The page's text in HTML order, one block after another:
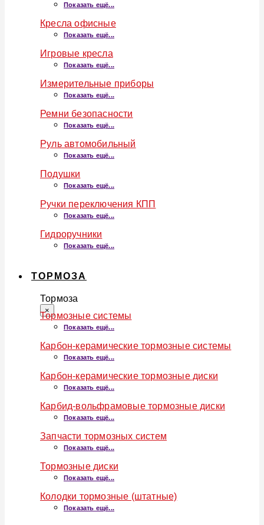
Показать ещё...
Кресла офисные
Показать ещё...
Игровые кресла
Показать ещё...
Измерительные приборы
Показать ещё...
Ремни безопасности
Показать ещё...
Руль автомобильный
Показать ещё...
Подушки
Показать ещё...
Ручки переключения КПП
Показать ещё...
Гидроручники
Показать ещё...
ТОРМОЗА
Тормоза
×
Тормозные системы
Показать ещё...
Карбон-керамические тормозные системы
Показать ещё...
Карбон-керамические тормозные диски
Показать ещё...
Карбид-вольфрамовые тормозные диски
Показать ещё...
Запчасти тормозных систем
Показать ещё...
Тормозные диски
Показать ещё...
Колодки тормозные (штатные)
Показать ещё...